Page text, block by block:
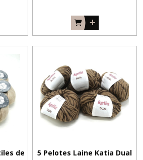
de
5 Pelotes Laine Katia Dual